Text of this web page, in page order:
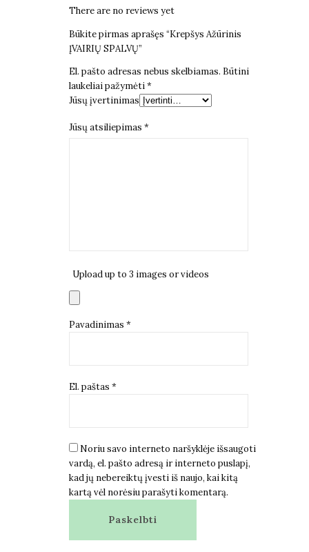
There are no reviews yet
Būkite pirmas aprašęs “Krepšys Ažūrinis
ĮVAIRIŲ SPALVŲ”
El. pašto adresas nebus skelbiamas. Būtini
laukeliai pažymėti*
Jūsų įvertinimas
Jūsų atsiliepimas *
Upload up to 3 images or videos
Pavadinimas *
El. paštas *
Noriu savo interneto naršyklėje išsaugoti
vardą, el. pašto adresą ir interneto puslapį,
kad jų nebereiktų įvesti iš naujo, kai kitą
kartą vėl norėsiu parašyti komentarą.